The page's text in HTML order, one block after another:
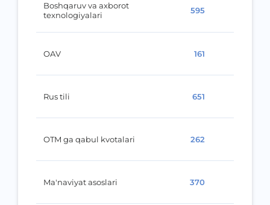
Boshqaruv va axborot
texnologiyalari
595
OAV 161
Rus tili 651
OTM ga qabul kvotalari 262
Ma'naviyat asoslari 370